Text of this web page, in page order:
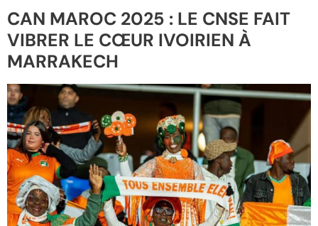
CAN MAROC 2025 : LE CNSE FAIT
VIBRER LE CŒUR IVOIRIEN À
MARRAKECH